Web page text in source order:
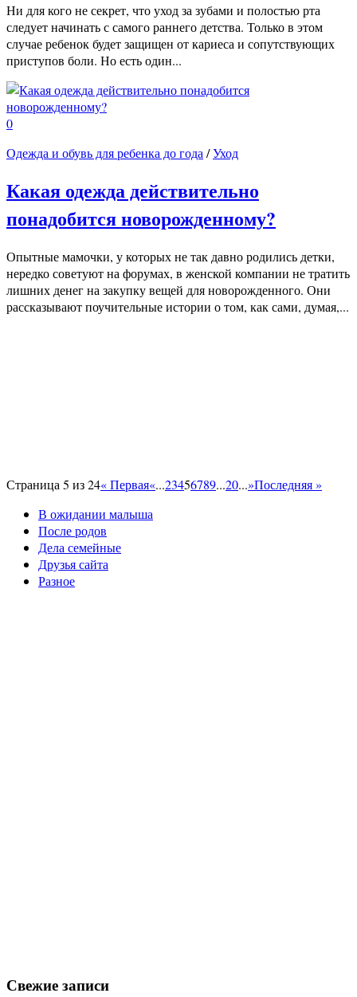
Ни для кого не секрет, что уход за зубами и полостью рта
следует начинать с самого раннего детства. Только в этом
случае ребенок будет защищен от кариеса и сопутствующих
приступов боли. Но есть один...
0
Одежда и обувь для ребенка до года /Уход
Какая одежда действительно
понадобится новорожденному?
Опытные мамочки, у которых не так давно родились детки,
нередко советуют на форумах, в женской компании не тратить
лишних денег на закупку вещей для новорожденного. Они
рассказывают поучительные истории о том, как сами, думая,...
Страница 5 из 24« Первая«...23456789...20...»Последняя »
В ожидании малыша
После родов
Дела семейные
Друзья сайта
Разное
Свежие записи